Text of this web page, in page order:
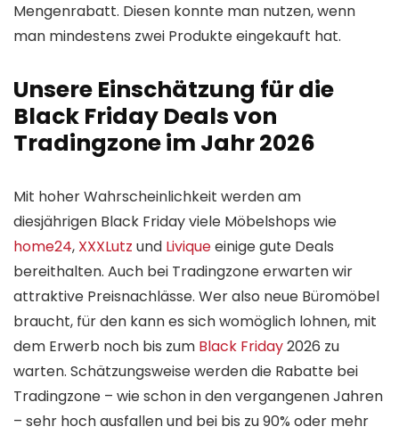
Mengenrabatt. Diesen konnte man nutzen, wenn
man mindestens zwei Produkte eingekauft hat.
Unsere Einschätzung für die
Black Friday Deals von
Tradingzone im Jahr 2026
Mit hoher Wahrscheinlichkeit werden am
diesjährigen Black Friday viele Möbelshops wie
home24, XXXLutz und Liviqueeinige gute Deals
bereithalten. Auch bei Tradingzone erwarten wir
attraktive Preisnachlässe. Wer also neue Büromöbel
braucht, für den kann es sich womöglich lohnen, mit
dem Erwerb noch bis zum Black Friday2026 zu
warten. Schätzungsweise werden die Rabatte bei
Tradingzone – wie schon in den vergangenen Jahren
– sehr hoch ausfallen und bei bis zu 90% oder mehr